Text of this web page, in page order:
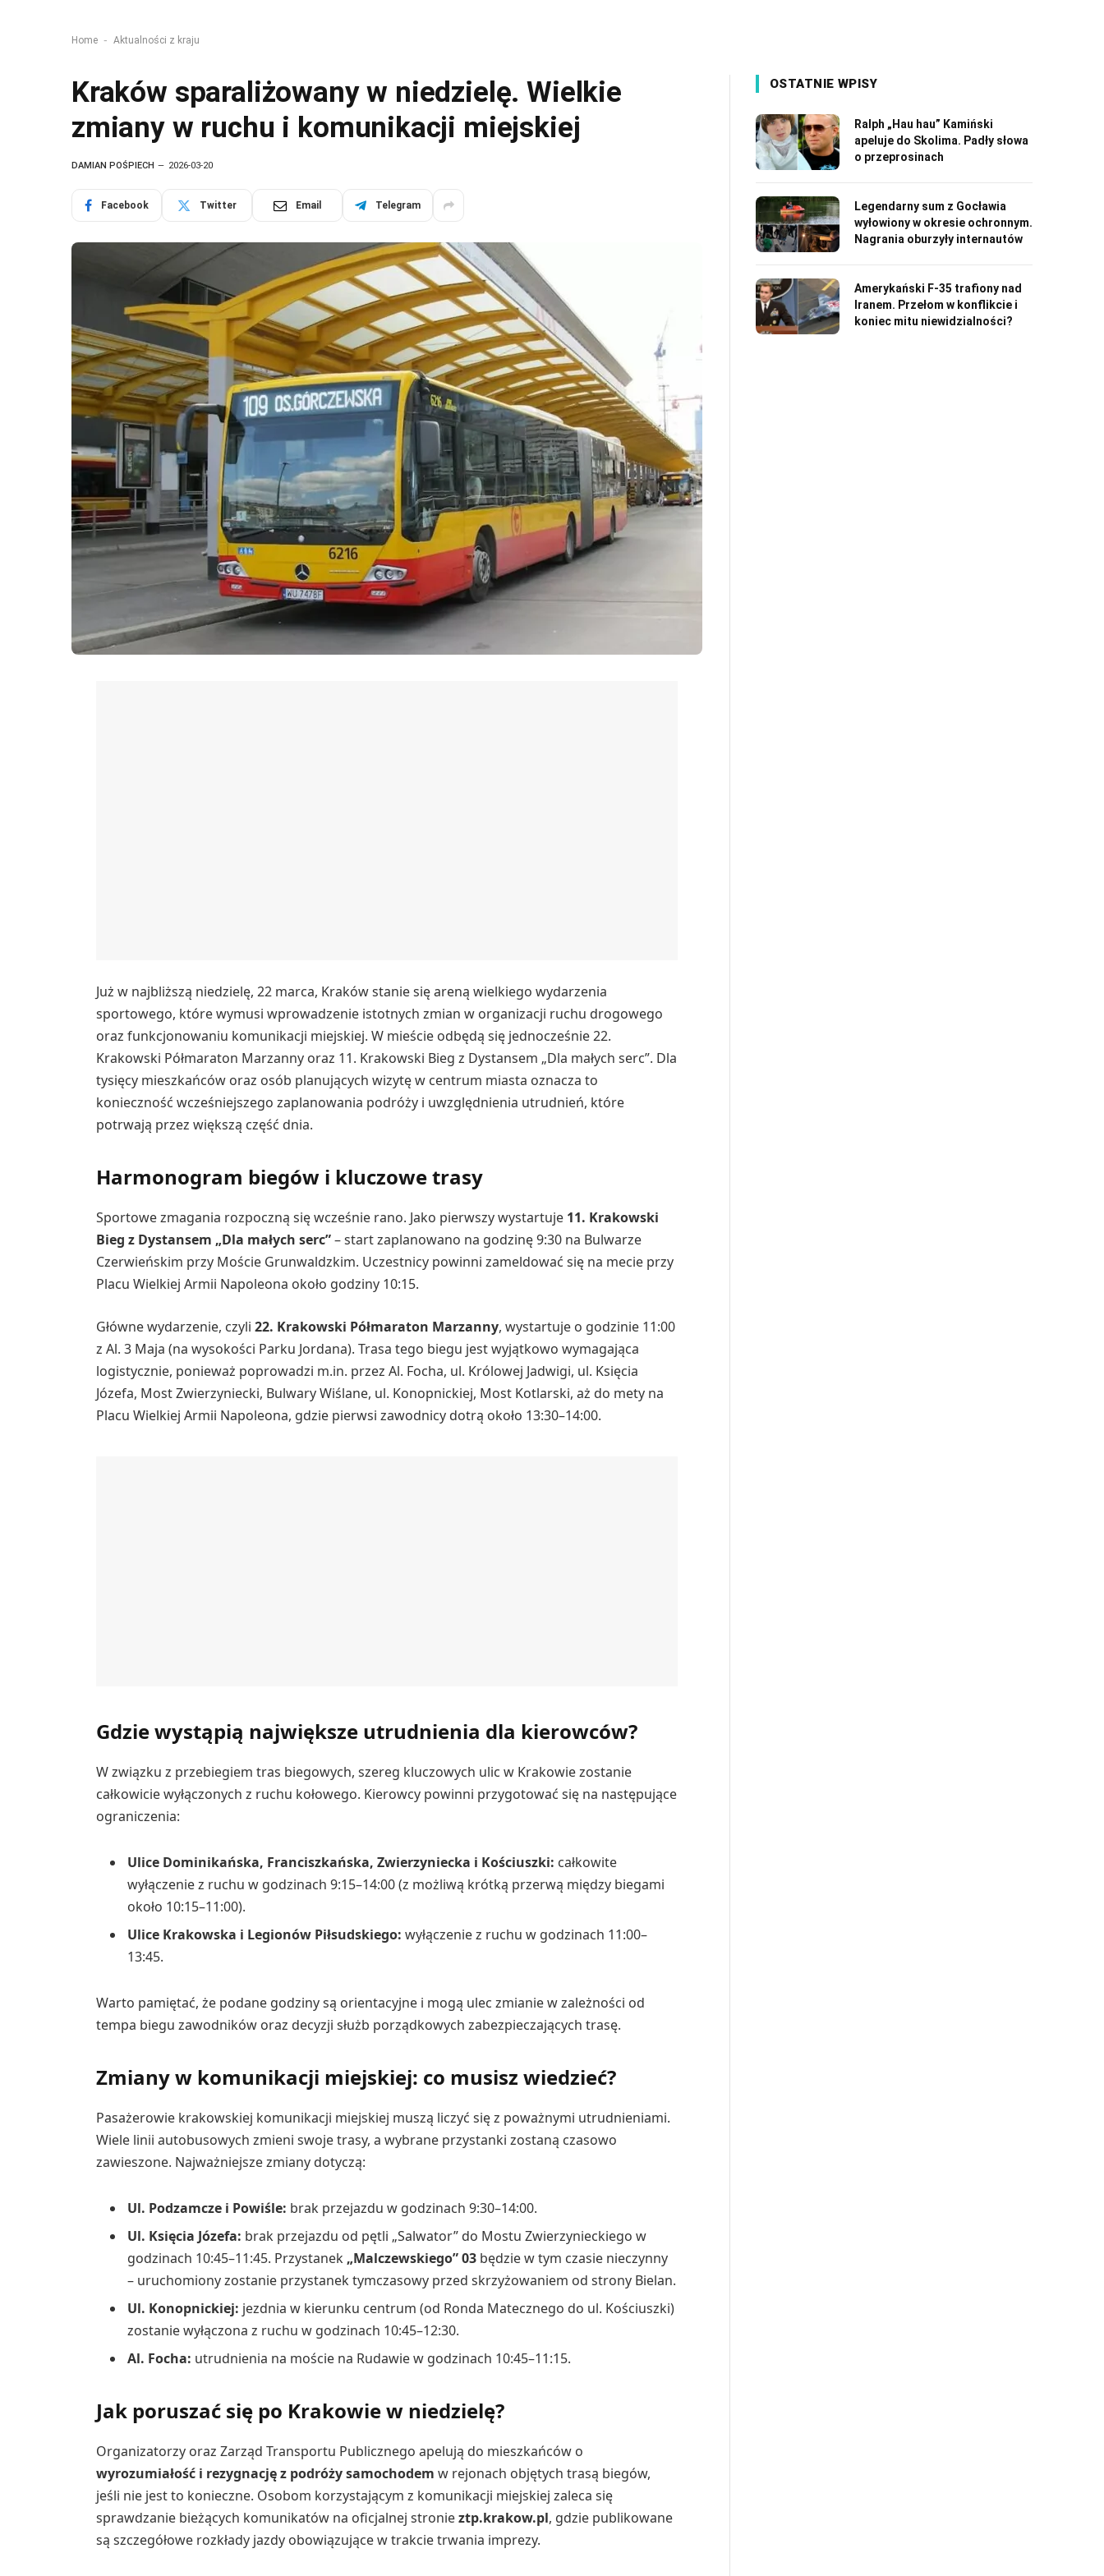
Home - Aktualności z kraju
Kraków sparaliżowany w niedzielę. Wielkie
zmiany w ruchu i komunikacji miejskiej
DAMIAN POŚPIECH 2026-03-20
Facebook Twitter Email Telegram
Już w najbliższą niedzielę, 22 marca, Kraków stanie się areną wielkiego wydarzenia
sportowego, które wymusi wprowadzenie istotnych zmian w organizacji ruchu drogowego
oraz funkcjonowaniu komunikacji miejskiej. W mieście odbędą się jednocześnie 22.
Krakowski Półmaraton Marzanny oraz 11. Krakowski Bieg z Dystansem „Dla małych serc”. Dla
tysięcy mieszkańców oraz osób planujących wizytę w centrum miasta oznacza to
konieczność wcześniejszego zaplanowania podróży i uwzględnienia utrudnień, które
potrwają przez większą część dnia.
Harmonogram biegów i kluczowe trasy
Sportowe zmagania rozpoczną się wcześnie rano. Jako pierwszy wystartuje 11. Krakowski
Bieg z Dystansem „Dla małych serc”– start zaplanowano na godzinę 9:30 na Bulwarze
Czerwieńskim przy Moście Grunwaldzkim. Uczestnicy powinni zameldować się na mecie przy
Placu Wielkiej Armii Napoleona około godziny 10:15.
Główne wydarzenie, czyli22. Krakowski Półmaraton Marzanny, wystartuje o godzinie 11:00
z Al. 3 Maja (na wysokości Parku Jordana). Trasa tego biegu jest wyjątkowo wymagająca
logistycznie, ponieważ poprowadzi m.in. przez Al. Focha, ul. Królowej Jadwigi, ul. Księcia
Józefa, Most Zwierzyniecki, Bulwary Wiślane, ul. Konopnickiej, Most Kotlarski, aż do mety na
Placu Wielkiej Armii Napoleona, gdzie pierwsi zawodnicy dotrą około 13:30–14:00.
Gdzie wystąpią największe utrudnienia dla kierowców?
W związku z przebiegiem tras biegowych, szereg kluczowych ulic w Krakowie zostanie
całkowicie wyłączonych z ruchu kołowego. Kierowcy powinni przygotować się na następujące
ograniczenia:
Ulice Dominikańska, Franciszkańska, Zwierzyniecka i Kościuszki: całkowite
wyłączenie z ruchu w godzinach 9:15–14:00 (z możliwą krótką przerwą między biegami
około 10:15–11:00).
Ulice Krakowska i Legionów Piłsudskiego: wyłączenie z ruchu w godzinach 11:00–
13:45.
Warto pamiętać, że podane godziny są orientacyjne i mogą ulec zmianie w zależności od
tempa biegu zawodników oraz decyzji służb porządkowych zabezpieczających trasę.
Zmiany w komunikacji miejskiej: co musisz wiedzieć?
Pasażerowie krakowskiej komunikacji miejskiej muszą liczyć się z poważnymi utrudnieniami.
Wiele linii autobusowych zmieni swoje trasy, a wybrane przystanki zostaną czasowo
zawieszone. Najważniejsze zmiany dotyczą:
Ul. Podzamcze i Powiśle: brak przejazdu w godzinach 9:30–14:00.
Ul. Księcia Józefa: brak przejazdu od pętli „Salwator” do Mostu Zwierzynieckiego w
godzinach 10:45–11:45. Przystanek „Malczewskiego” 03 będzie w tym czasie nieczynny
– uruchomiony zostanie przystanek tymczasowy przed skrzyżowaniem od strony Bielan.
Ul. Konopnickiej: jezdnia w kierunku centrum (od Ronda Matecznego do ul. Kościuszki)
zostanie wyłączona z ruchu w godzinach 10:45–12:30.
Al. Focha: utrudnienia na moście na Rudawie w godzinach 10:45–11:15.
Jak poruszać się po Krakowie w niedzielę?
Organizatorzy oraz Zarząd Transportu Publicznego apelują do mieszkańców o
wyrozumiałość i rezygnację z podróży samochodem w rejonach objętych trasą biegów,
jeśli nie jest to konieczne. Osobom korzystającym z komunikacji miejskiej zaleca się
sprawdzanie bieżących komunikatów na oficjalnej stronieztp.krakow.pl, gdzie publikowane
są szczegółowe rozkłady jazdy obowiązujące w trakcie trwania imprezy.
OSTATNIE WPISY
Ralph „Hau hau” Kamiński
apeluje do Skolima. Padły słowa
o przeprosinach
Legendarny sum z Gocławia
wyłowiony w okresie ochronnym.
Nagrania oburzyły internautów
Amerykański F-35 trafiony nad
Iranem. Przełom w konflikcie i
koniec mitu niewidzialności?